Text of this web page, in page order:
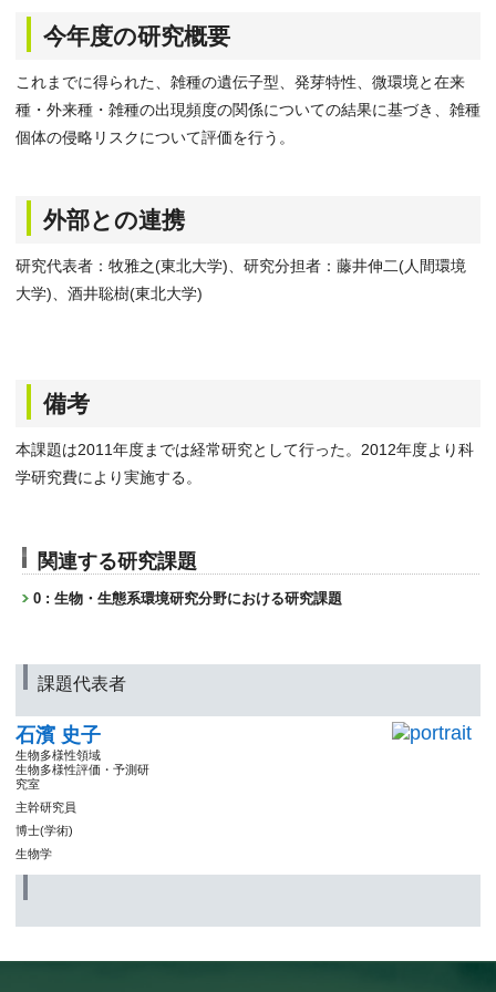
今年度の研究概要
これまでに得られた、雑種の遺伝子型、発芽特性、微環境と在来
種・外来種・雑種の出現頻度の関係についての結果に基づき、雑種
個体の侵略リスクについて評価を行う。
外部との連携
研究代表者：牧雅之(東北大学)、研究分担者：藤井伸二(人間環境
大学)、酒井聡樹(東北大学)
備考
本課題は2011年度までは経常研究として行った。2012年度より科
学研究費により実施する。
関連する研究課題
0 : 生物・生態系環境研究分野における研究課題
課題代表者
石濱 史子
生物多様性領域
生物多様性評価・予測研
究室
主幹研究員
博士(学術)
生物学